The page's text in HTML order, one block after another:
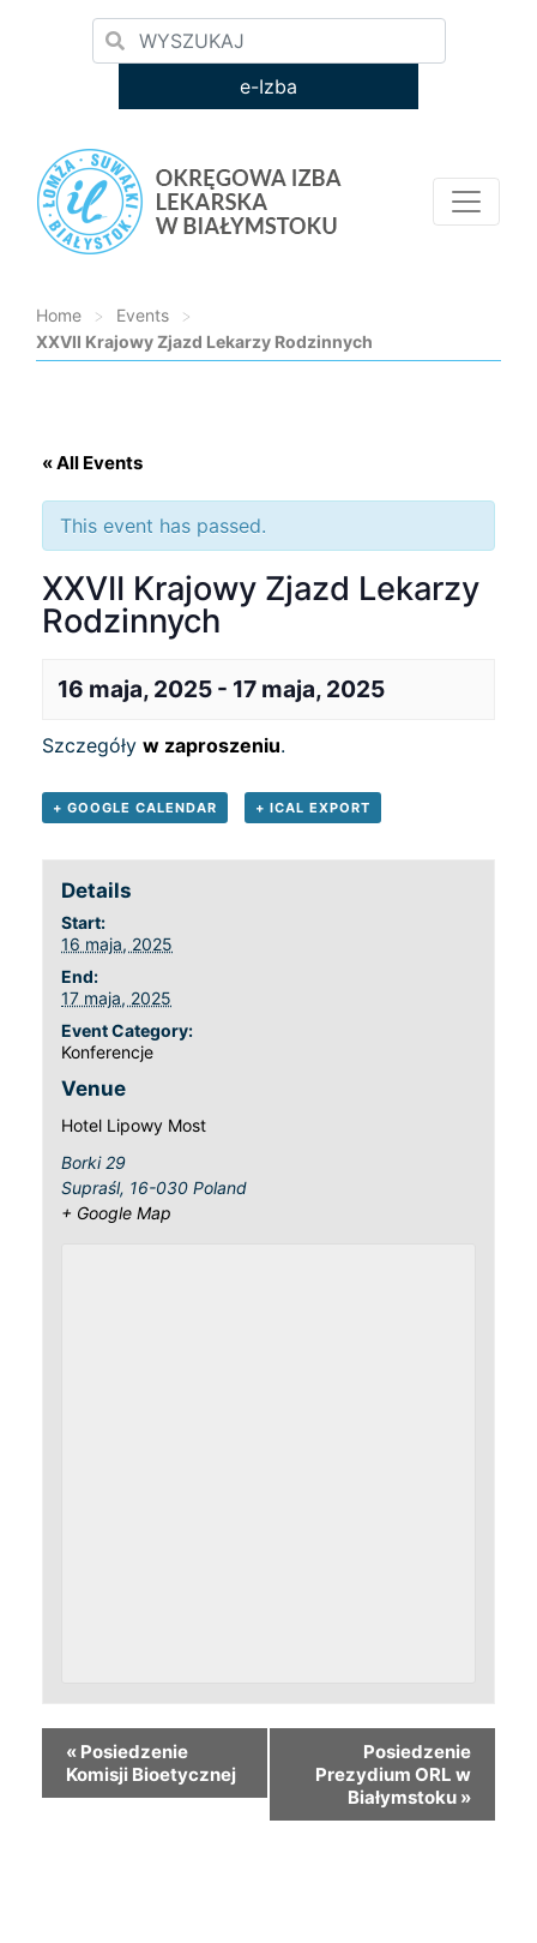
e-Izba
Home > Events
>
XXVII Krajowy Zjazd Lekarzy Rodzinnych
« All Events
This event has passed.
XXVII Krajowy Zjazd Lekarzy
Rodzinnych
16 maja, 2025 - 17 maja, 2025
Szczegóły w zaproszeniu.
+ GOOGLE CALENDAR + ICAL EXPORT
Details
Start:
16 maja, 2025
End:
17 maja, 2025
Event Category:
Konferencje
Venue
Hotel Lipowy Most
Borki 29
Supraśl, 16-030 Poland
+ Google Map
« Posiedzenie
Komisji Bioetycznej
Posiedzenie
Prezydium ORL w
Białymstoku »